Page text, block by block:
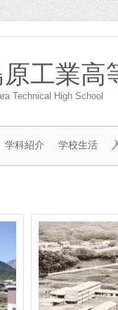
工業高
Technical High School
学科紹介 学校生活